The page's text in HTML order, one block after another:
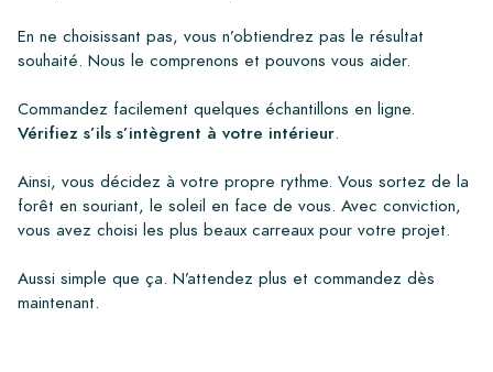
En ne choisissant pas, vous n’obtiendrez pas le résultat
souhaité. Nous le comprenons et pouvons vous aider.
Commandez facilement quelques échantillons en ligne.
Vérifiez s’ils s’intègrent à votre intérieur.
Ainsi, vous décidez à votre propre rythme. Vous sortez de la
forêt en souriant, le soleil en face de vous. Avec conviction,
vous avez choisi les plus beaux carreaux pour votre projet.
Aussi simple que ça. N’attendez plus et commandez dès
maintenant.